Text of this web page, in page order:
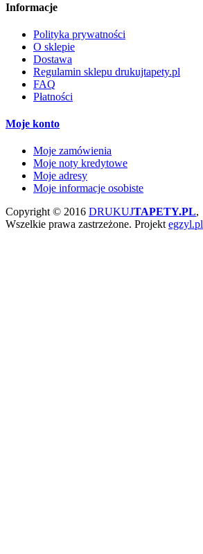
Informacje
Polityka prywatności
O sklepie
Dostawa
Regulamin sklepu drukujtapety.pl
FAQ
Płatności
Moje konto
Moje zamówienia
Moje noty kredytowe
Moje adresy
Moje informacje osobiste
Copyright © 2016 DRUKUJTAPETY.PL,
Wszelkie prawa zastrzeżone. Projekt egzyl.pl